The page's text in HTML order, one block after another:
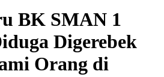
BK SMAN 1
Digerebek
Orang di